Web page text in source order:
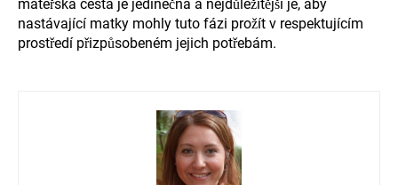
mateřská cesta je jedinečná a nejdůležitější je, aby
nastávající matky mohly tuto fázi prožít v respektujícím
prostředí přizpůsobeném jejich potřebám.